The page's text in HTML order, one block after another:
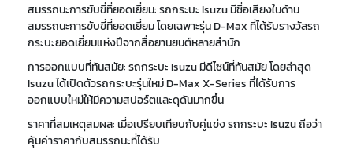
สมรรถนะการขับขี่ที่ยอดเยี่ยม: รถกระบะ Isuzu มีชื่อเสียงในด้าน
สมรรถนะการขับขี่ที่ยอดเยี่ยม โดยเฉพาะรุ่น D-Max ที่ได้รับรางวัลรถ
กระบะยอดเยี่ยมแห่งปีจากสื่อยานยนต์หลายสำนัก
การออกแบบที่ทันสมัย: รถกระบะ Isuzu มีดีไซน์ที่ทันสมัย โดยล่าสุด
Isuzu ได้เปิดตัวรถกระบะรุ่นใหม่ D-Max X-Series ที่ได้รับการ
ออกแบบใหม่ให้มีความสปอร์ตและดุดันมากขึ้น
ราคาที่สมเหตุสมผล: เมื่อเปรียบเทียบกับคู่แข่ง รถกระบะ Isuzu ถือว่า
คุ้มค่าราคากับสมรรถนะที่ได้รับ